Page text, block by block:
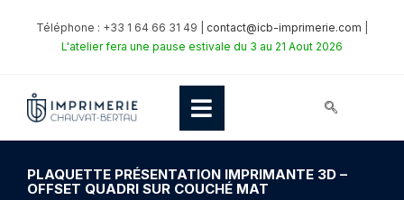
Téléphone : +33 1 64 66 31 49 | contact@icb-imprimerie.com
L'atelier fera une pause estivale du 3 au 21 Aout 2026
PLAQUETTE PRÉSENTATION IMPRIMANTE 3D –
OFFSET QUADRI SUR COUCHÉ MAT